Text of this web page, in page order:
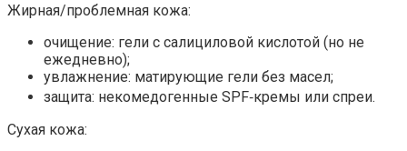
Жирная/проблемная кожа:
очищение: гели с салициловой кислотой (но не
ежедневно);
увлажнение: матирующие гели без масел;
защита: некомедогенные SPF‑кремы или спреи.
Сухая кожа: